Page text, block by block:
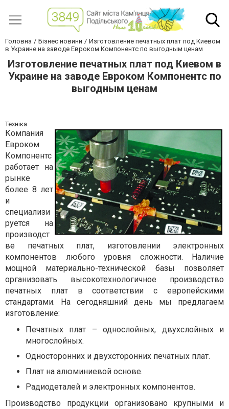
Головна Бізнес новини
Изготовление печатных плат под Киевом
в Украине на заводе Евроком Компонентс по выгодным ценам
Изготовление печатных плат под Киевом в
Украине на заводе Евроком Компонентс по
выгодным ценам
Техніка
Компания
Евроком
Компонентс
работает на
рынке
более 8 лет
и
специализи
руется на
производст
ве печатных плат, изготовлении электронных
компонентов любого уровня сложности. Наличие
мощной материально-технической базы позволяет
организовать высокотехнологичное производство
печатных плат в соответствии с европейскими
стандартами. На сегодняшний день мы предлагаем
изготовление:
Печатных плат – однослойных, двухслойных и
многослойных.
Односторонних и двухсторонних печатных плат.
Плат на алюминиевой основе.
Радиодеталей и электронных компонентов.
Производство продукции организовано крупными и